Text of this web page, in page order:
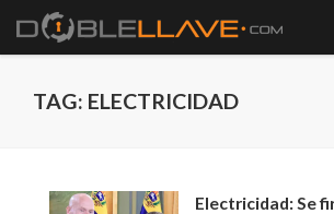
TAG: ELECTRICIDAD
Electricidad: Se